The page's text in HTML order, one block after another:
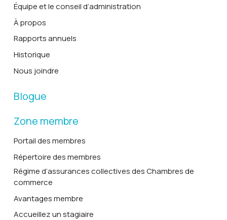
Équipe et le conseil d’administration
À propos
Rapports annuels
Historique
Nous joindre
Blogue
Zone membre
Portail des membres
Répertoire des membres
Régime d’assurances collectives des Chambres de
commerce
Avantages membre
Accueillez un stagiaire